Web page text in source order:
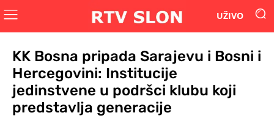
UŽIVO
KK Bosna pripada Sarajevu i Bosni i
Hercegovini: Institucije
jedinstvene u podršci klubu koji
predstavlja generacije